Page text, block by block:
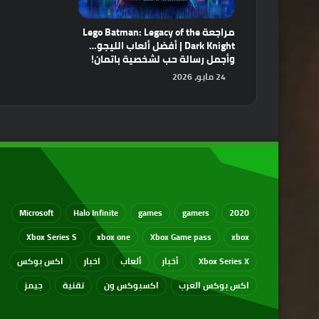
مراجعة Lego Batman: Legacy of the
Dark Knight | أفضل ألعاب الليجو…
وأجمل رسالة حب لشخصية باتمان!
24 مايو، 2026
2020
gamers
games
Halo Infinite
Microsoft
xbox
Xbox Game pass
xbox one
Xbox Series S
Xbox Series X
أخبار ألعاب اخبار
اكس بوكس
اكس بوكس العرب
اكسبوكس ون تقنية جيمز